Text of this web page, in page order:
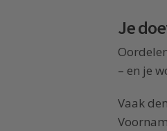
Je
– en je
Vaak